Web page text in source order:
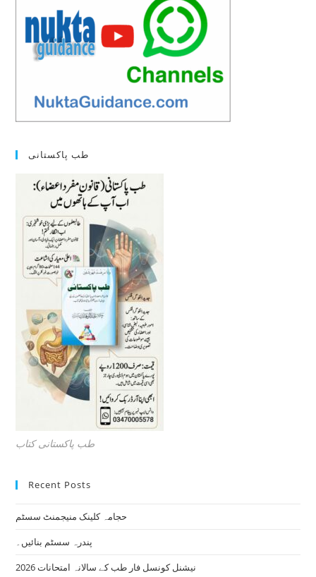
طب پاکستانی
طب پاکستانی کتاب
Recent Posts
حجامہ کلینک منیجمنٹ سسٹم
پندرہ سسٹم بنائیں۔
نیشنل کونسل فار طب کے سالانہ امتحانات 2026